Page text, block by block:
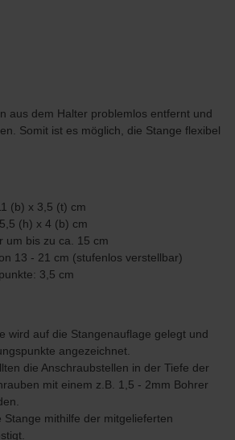
aus dem Halter problemlos entfernt und
Somit ist es möglich, die Stange flexibel
(b) x 3,5 (t) cm
(h) x 4 (b) cm
um bis zu ca. 15 cm
13 - 21 cm (stufenlos verstellbar)
3,5 cm
wird auf die Stangenauflage gelegt und
angezeichnet.
die Anschraubstellen in der Tiefe der
mit einem z.B. 1,5 - 2mm Bohrer
Stange mithilfe der mitgelieferten